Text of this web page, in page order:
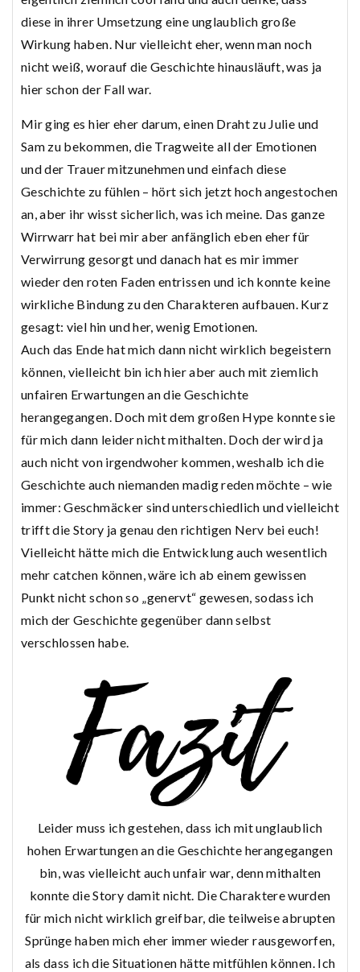
diese in ihrer Umsetzung eine unglaublich große
Wirkung haben. Nur vielleicht eher, wenn man noch
nicht weiß, worauf die Geschichte hinausläuft, was ja
hier schon der Fall war.
Mir ging es hier eher darum, einen Draht zu Julie und
Sam zu bekommen, die Tragweite all der Emotionen
und der Trauer mitzunehmen und einfach diese
Geschichte zu fühlen – hört sich jetzt hoch angestochen
an, aber ihr wisst sicherlich, was ich meine. Das ganze
Wirrwarr hat bei mir aber anfänglich eben eher für
Verwirrung gesorgt und danach hat es mir immer
wieder den roten Faden entrissen und ich konnte keine
wirkliche Bindung zu den Charakteren aufbauen. Kurz
gesagt: viel hin und her, wenig Emotionen.
Auch das Ende hat mich dann nicht wirklich begeistern
können, vielleicht bin ich hier aber auch mit ziemlich
unfairen Erwartungen an die Geschichte
herangegangen. Doch mit dem großen Hype konnte sie
für mich dann leider nicht mithalten. Doch der wird ja
auch nicht von irgendwoher kommen, weshalb ich die
Geschichte auch niemanden madig reden möchte – wie
immer: Geschmäcker sind unterschiedlich und vielleicht
trifft die Story ja genau den richtigen Nerv bei euch!
Vielleicht hätte mich die Entwicklung auch wesentlich
mehr catchen können, wäre ich ab einem gewissen
Punkt nicht schon so „genervt“ gewesen, sodass ich
mich der Geschichte gegenüber dann selbst
verschlossen habe.
Leider muss ich gestehen, dass ich mit unglaublich
hohen Erwartungen an die Geschichte herangegangen
bin, was vielleicht auch unfair war, denn mithalten
konnte die Story damit nicht. Die Charaktere wurden
für mich nicht wirklich greifbar, die teilweise abrupten
Sprünge haben mich eher immer wieder rausgeworfen,
als dass ich die Situationen hätte mitfühlen können. Ich